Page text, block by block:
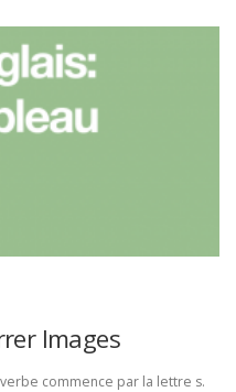
Images
commence par la lettre s.